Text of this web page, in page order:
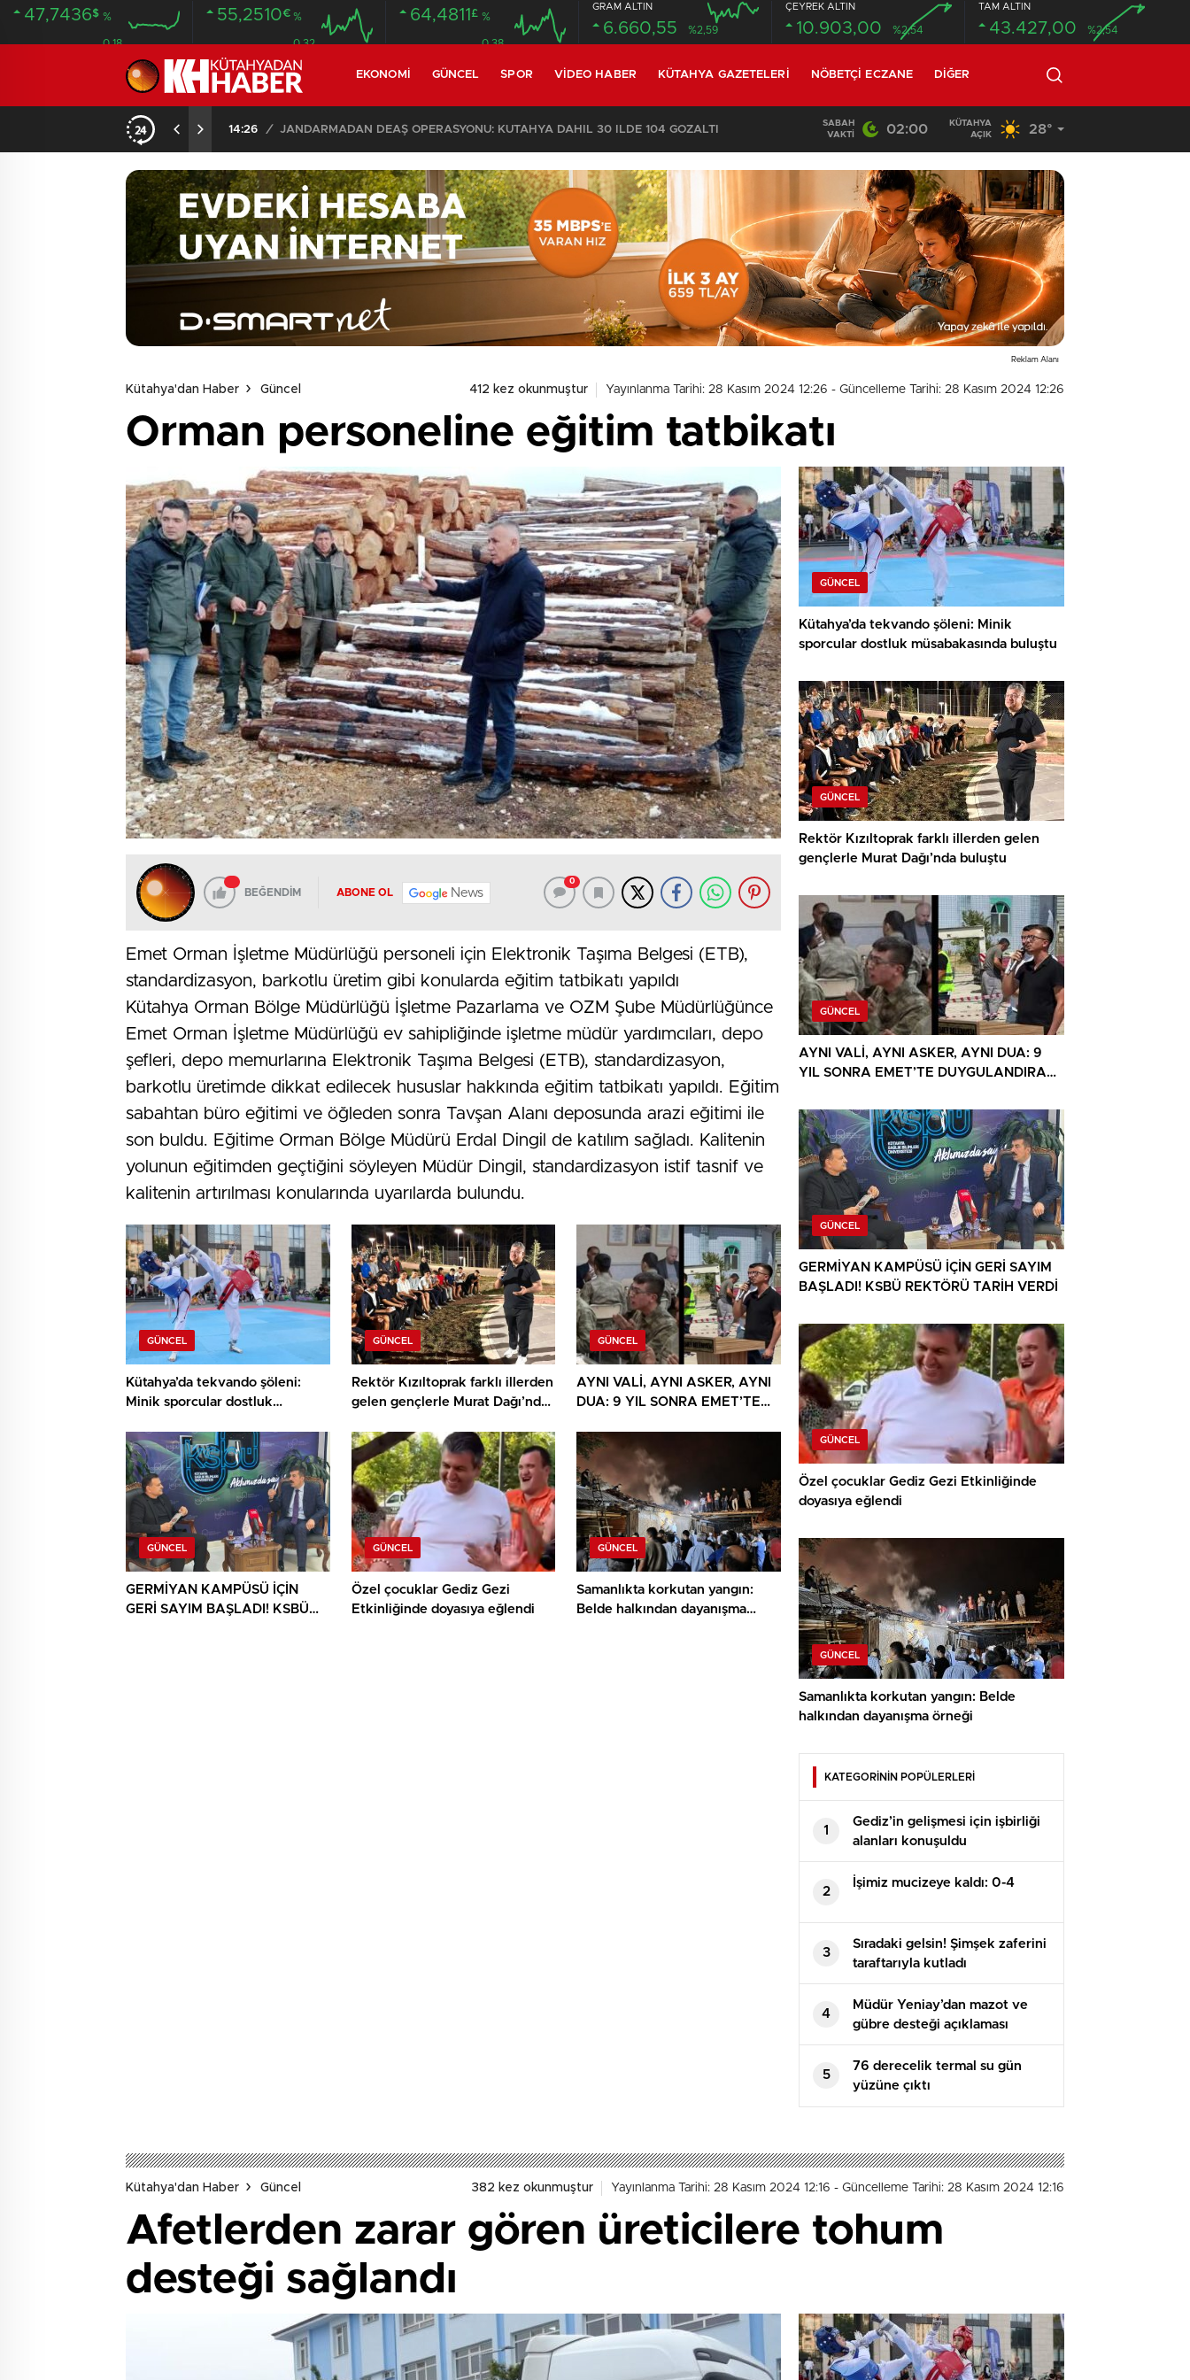
47,7436$ %
0.18
55,2510€ %
0.32
64,4811 £ %
0.38
GRAM ALTIN
6.660,55 %2,59
ÇEYREK ALTIN
10.903,00 %2,54
TAM ALTIN
43.427,00 %2,54
EKONOMI GÜNCEL SPOR VIDEO HABER KÜTAHYA GAZETELERI NÖBETÇI ECZANE DIĞER
02:03 / KOMŞULARI ÖLDÜĞÜNÜ SANDI, YAŞLI KADINI ÇÖP YIĞINININ ARASINDA BULUNDU 18:26 / Beton mikseri motosiklete çarptı: 1 ölü, 1 ağır yaralı
SABAH
VAKTI
02:00
KÜTAHYA
AÇIK
28°
Reklam Alanı
Kütahya'dan Haber Güncel 412 kez okunmuştur Yayınlanma Tarihi: 28 Kasım 2024 12:26 - Güncelleme Tarihi: 28 Kasım 2024 12:26
Orman personeline eğitim tatbikatı
BEĞENDİM ABONE OL News
0
Emet Orman İşletme Müdürlüğü personeli için Elektronik Taşıma Belgesi (ETB),
standardizasyon, barkotlu üretim gibi konularda eğitim tatbikatı yapıldı
Kütahya Orman Bölge Müdürlüğü İşletme Pazarlama ve OZM Şube Müdürlüğünce
Emet Orman İşletme Müdürlüğü ev sahipliğinde işletme müdür yardımcıları, depo
şefleri, depo memurlarına Elektronik Taşıma Belgesi (ETB), standardizasyon,
barkotlu üretimde dikkat edilecek hususlar hakkında eğitim tatbikatı yapıldı. Eğitim
sabahtan büro eğitimi ve öğleden sonra Tavşan Alanı deposunda arazi eğitimi ile
son buldu. Eğitime Orman Bölge Müdürü Erdal Dingil de katılım sağladı. Kalitenin
yolunun eğitimden geçtiğini söyleyen Müdür Dingil, standardizasyon istif tasnif ve
kalitenin artırılması konularında uyarılarda bulundu.
GÜNCEL
Kütahya’da tekvando şöleni:
Minik sporcular dostluk
GÜNCEL
Rektör Kızıltoprak farklı illerden
gelen gençlerle Murat Dağı’nda
GÜNCEL
AYNI VALİ, AYNI ASKER, AYNI
DUA: 9 YIL SONRA EMET’TE
GÜNCEL
GERMİYAN KAMPÜSÜ İÇİN
GERİ SAYIM BAŞLADI! KSBÜ
GÜNCEL
Özel çocuklar Gediz Gezi
Etkinliğinde doyasıya eğlendi
GÜNCEL
Samanlıkta korkutan yangın:
Belde halkından dayanışma
GÜNCEL
Kütahya’da tekvando şöleni: Minik
sporcular dostluk müsabakasında buluştu
GÜNCEL
Rektör Kızıltoprak farklı illerden gelen
gençlerle Murat Dağı’nda buluştu
GÜNCEL
AYNI VALİ, AYNI ASKER, AYNI DUA: 9
YIL SONRA EMET’TE DUYGULANDIRAN
GÜNCEL
GERMİYAN KAMPÜSÜ İÇİN GERİ SAYIM
BAŞLADI! KSBÜ REKTÖRÜ TARİH VERDİ
GÜNCEL
Özel çocuklar Gediz Gezi Etkinliğinde
doyasıya eğlendi
GÜNCEL
Samanlıkta korkutan yangın: Belde
halkından dayanışma örneği
KATEGORİNİN POPÜLERLERİ
1
Gediz’in gelişmesi için işbirliği
alanları konuşuldu
2
İşimiz mucizeye kaldı: 0-4
3
Sıradaki gelsin! Şimşek zaferini
taraftarıyla kutladı
4
Müdür Yeniay’dan mazot ve
gübre desteği açıklaması
5
76 derecelik termal su gün
yüzüne çıktı
Kütahya'dan Haber Güncel 382 kez okunmuştur Yayınlanma Tarihi: 28 Kasım 2024 12:16 - Güncelleme Tarihi: 28 Kasım 2024 12:16
Afetlerden zarar gören üreticilere tohum
desteği sağlandı